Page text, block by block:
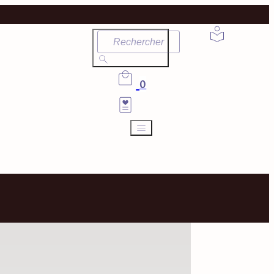
Rechercher
0